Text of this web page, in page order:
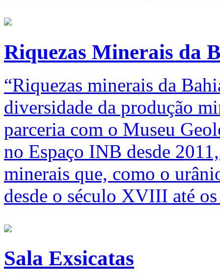
Riquezas Minerais da
“Riquezas minerais da
diversidade da produção
parceria com o Museu
no Espaço INB desde
minerais que, como o
desde o século XVIII até
Sala Exsicatas